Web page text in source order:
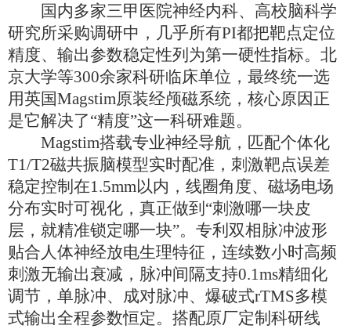
国内多家三甲医院神经内科、高校脑科学
研究所采购调研中，几乎所有PI都把靶点定位
精度、输出参数稳定性列为第一硬性指标。北
京大学等300余家科研临床单位，最终统一选
用英国Magstim原装经颅磁系统，核心原因正
是它解决了“精度”这一科研难题。
Magstim搭载专业神经导航，匹配个体化
T1/T2磁共振脑模型实时配准，刺激靶点误差
稳定控制在1.5mm以内，线圈角度、磁场电场
分布实时可视化，真正做到“刺激哪一块皮
层，就精准锁定哪一块”。专利双相脉冲波形
贴合人体神经放电生理特征，连续数小时高频
刺激无输出衰减，脉冲间隔支持0.1ms精细化
调节，单脉冲、成对脉冲、爆破式rTMS多模
式输出全程参数恒定。搭配原厂定制科研线